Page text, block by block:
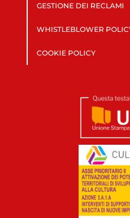
GESTIONE DEI RECLAMI
WHISTLEBLOWER
COOKIE POLICY